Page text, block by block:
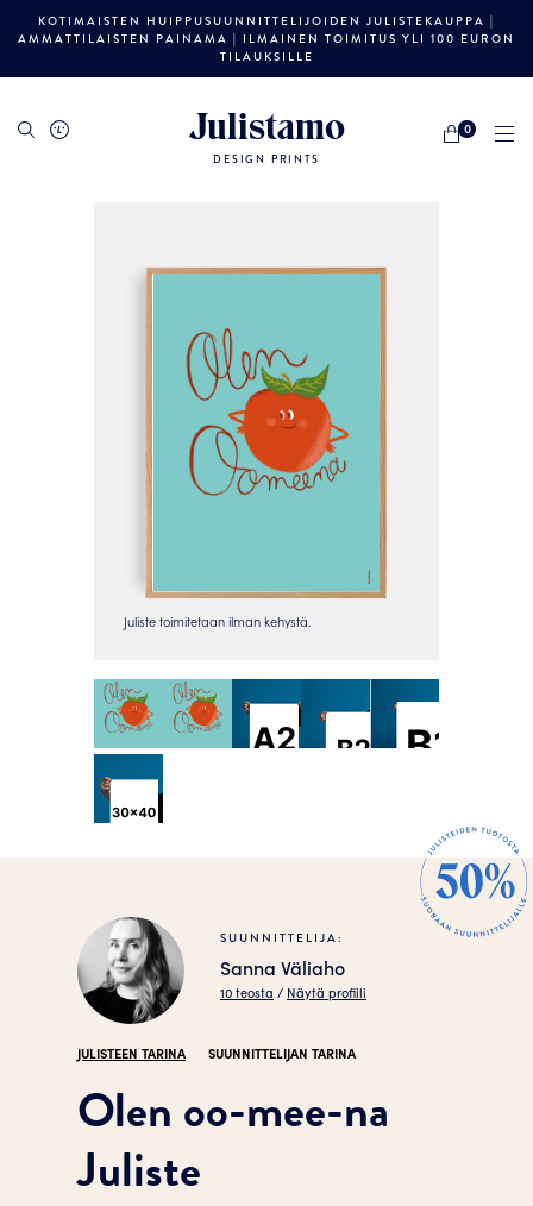
KOTIMAISTEN HUIPPUSUUNNITTELIJOIDEN JULISTEKAUPPA |
AMMATTILAISTEN PAINAMA | ILMAINEN TOIMITUS YLI 100 EURON
TILAUKSILLE
Julistamo
DESIGN PRINTS
0
SUUNNITTELIJA:
Sanna Väliaho
10 teosta / Näytä profiili
JULISTEEN TARINA SUUNNITTELIJAN TARINA
Olen oo-mee-na
Juliste